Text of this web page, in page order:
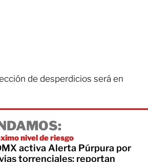
de desperdicios será en
nivel de riesgo
activa Alerta Púrpura por
torrenciales: reportan